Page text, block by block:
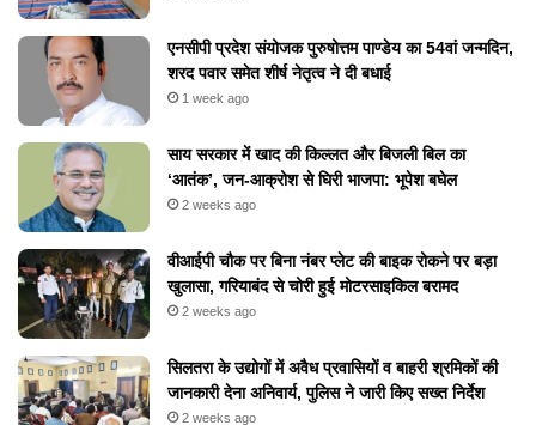
एनसीपी प्रदेश संयोजक पुरुषोत्तम पाण्डेय का 54वां जन्मदिन,
शरद पवार समेत शीर्ष नेतृत्व ने दी बधाई
1 week ago
​साय सरकार में खाद की किल्लत और बिजली बिल का
‘आतंक’, जन-आक्रोश से घिरी भाजपा: भूपेश बघेल
2 weeks ago
वीआईपी चौक पर बिना नंबर प्लेट की बाइक रोकने पर बड़ा
खुलासा, गरियाबंद से चोरी हुई मोटरसाइकिल बरामद
2 weeks ago
सिलतरा के उद्योगों में अवैध प्रवासियों व बाहरी श्रमिकों की
जानकारी देना अनिवार्य, पुलिस ने जारी किए सख्त निर्देश
2 weeks ago